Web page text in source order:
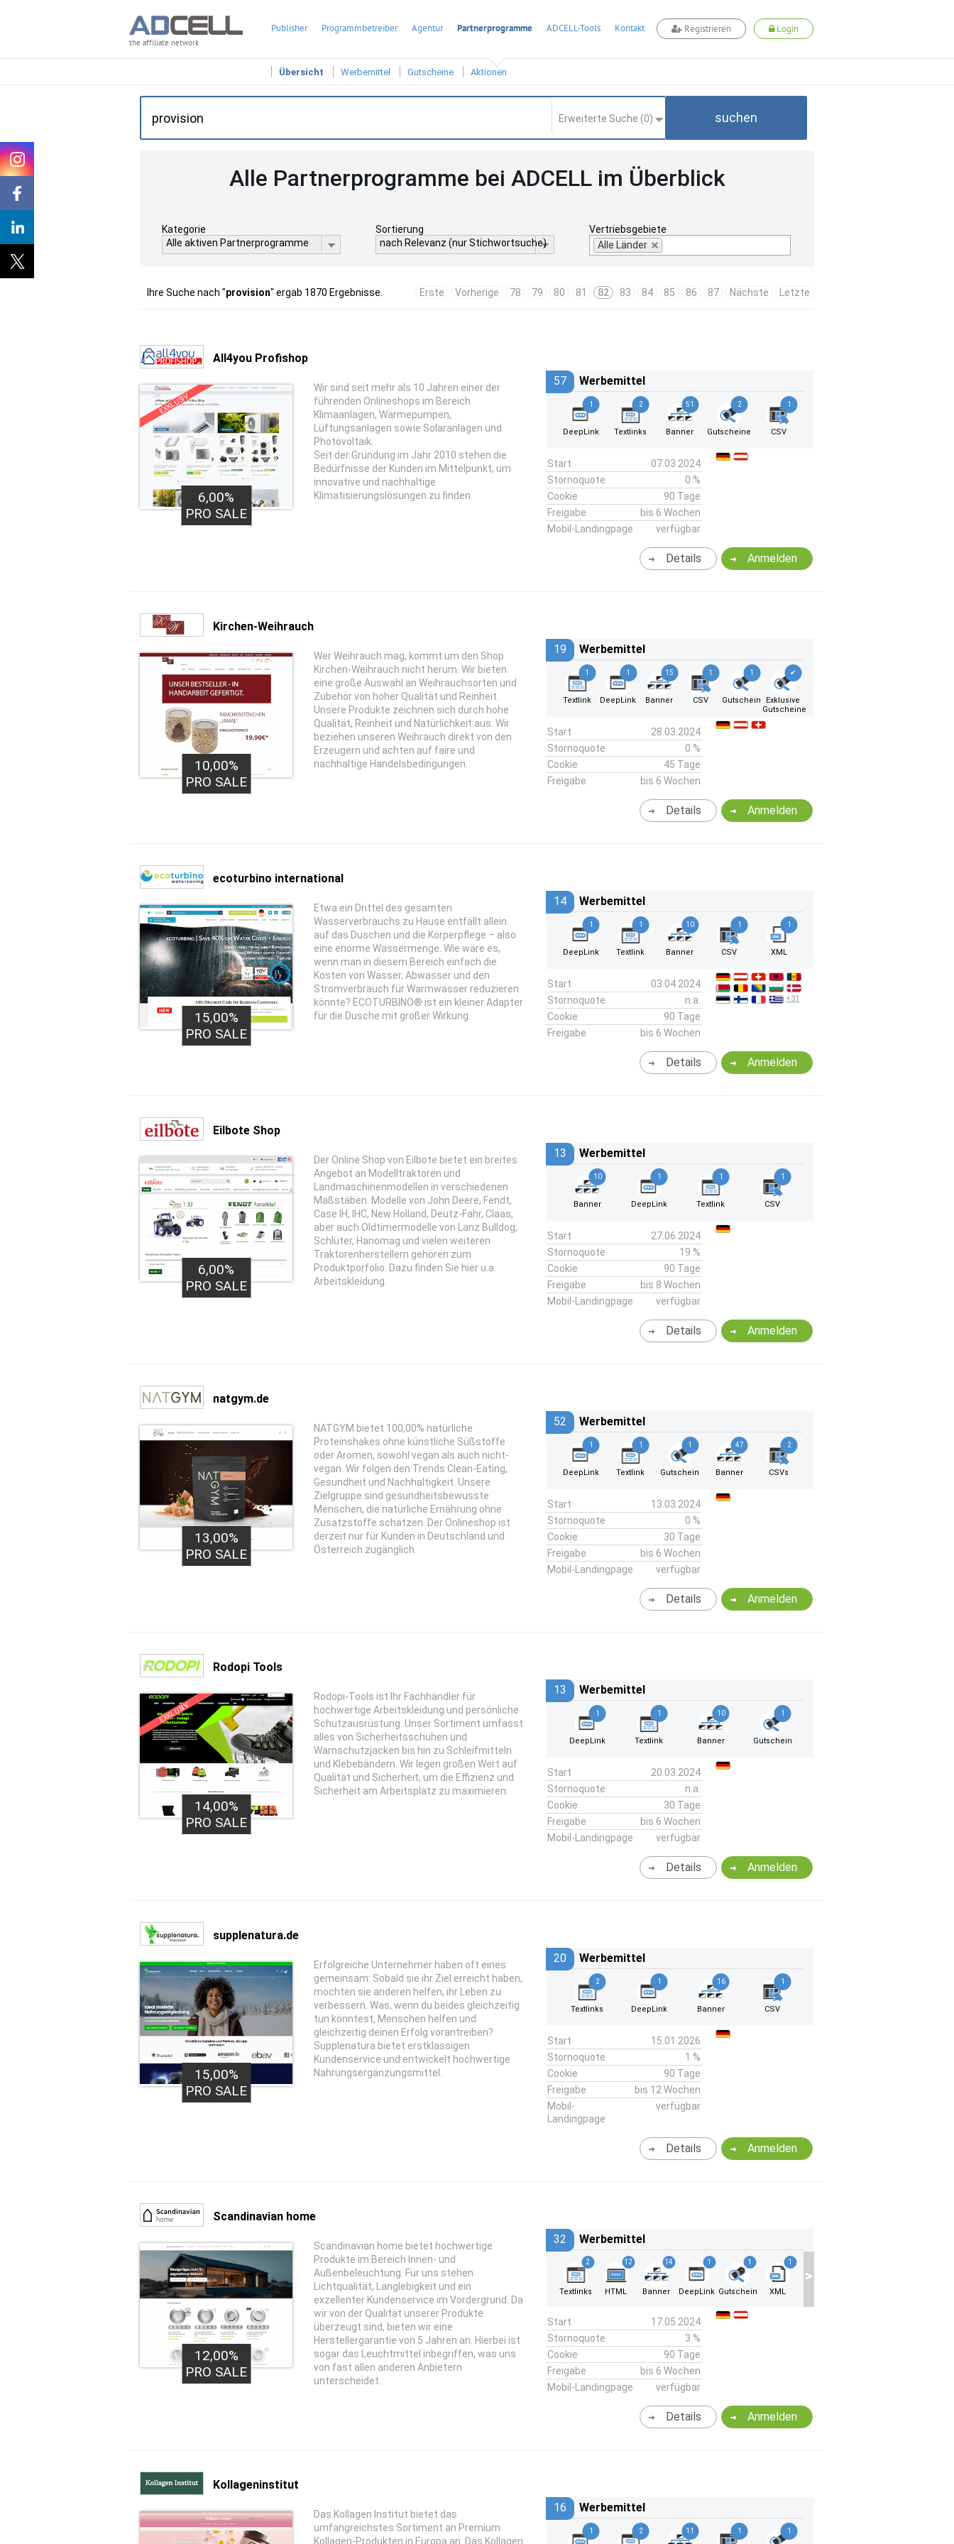
the affiliate network
Publisher Programmbetreiber Agentur Partnerprogramme ADCELL-Tools Kontakt Registrieren Login
Übersicht Werbemittel Gutscheine Aktionen
Erweiterte Suche (0) suchen
Alle Partnerprogramme bei ADCELL im Überblick
Kategorie
Alle aktiven Partnerprogramme
Sortierung
nach Relevanz (nur Stichwortsuche)
Vertriebsgebiete
Alle Länder
Ihre Suche nach "provision" ergab 1870 Ergebnisse. Erste Vorherige 78 79 80 81 82 83 84 85 86 87 Nächste Letzte
All4you Profishop
EXKLUSIV
35,00€
PRO LEAD
6,00%
PRO SALE
Wir sind seit mehr als 10 Jahren einer der
führenden Onlineshops im Bereich
Klimaanlagen, Wärmepumpen,
Lüftungsanlagen sowie Solaranlagen und
Photovoltaik.
Seit der Gründung im Jahr 2010 stehen die
Bedürfnisse der Kunden im Mittelpunkt, um
innovative und nachhaltige
Klimatisierungslösungen zu finden.
57 Werbemittel
1
DeepLink
2
Textlinks
51
Banner
2
Gutscheine
1
CSV
Start
07.03.2024
Stornoquote
0 %
Cookie
90 Tage
Freigabe
bis 6 Wochen
Mobil-Landingpage
verfügbar
Anmelden
Details
Kirchen-Weihrauch
10,00%
PRO SALE
Wer Weihrauch mag, kommt um den Shop
Kirchen-Weihrauch nicht herum. Wir bieten
eine große Auswahl an Weihrauchsorten und
Zubehör von hoher Qualität und Reinheit.
Unsere Produkte zeichnen sich durch hohe
Qualität, Reinheit und Natürlichkeit aus. Wir
beziehen unseren Weihrauch direkt von den
Erzeugern und achten auf faire und
nachhaltige Handelsbedingungen.
19 Werbemittel
1
Textlink
1
DeepLink
15
Banner
1
CSV
1
Gutschein
✔
Exklusive
Gutscheine
Start
28.03.2024
Stornoquote
0 %
Cookie
45 Tage
Freigabe
bis 6 Wochen
Anmelden
Details
ecoturbino international
15,00%
PRO SALE
Etwa ein Drittel des gesamten
Wasserverbrauchs zu Hause entfällt allein
auf das Duschen und die Körperpflege – also
eine enorme Wassermenge. Wie wäre es,
wenn man in diesem Bereich einfach die
Kosten von Wasser, Abwasser und den
Stromverbrauch für Warmwasser reduzieren
könnte? ECOTURBINO® ist ein kleiner Adapter
für die Dusche mit großer Wirkung.
14 Werbemittel
1
DeepLink
1
Textlink
10
Banner
1
CSV
1
XML
Start
03.04.2024
Stornoquote
n.a.
Cookie
90 Tage
Freigabe
bis 6 Wochen
+31
Anmelden
Details
Eilbote Shop
6,00%
PRO SALE
Der Online Shop von Eilbote bietet ein breites
Angebot an Modelltraktoren und
Landmaschinenmodellen in verschiedenen
Maßstäben. Modelle von John Deere, Fendt,
Case IH, IHC, New Holland, Deutz-Fahr, Claas,
aber auch Oldtimermodelle von Lanz Bulldog,
Schlüter, Hanomag und vielen weiteren
Traktorenherstellern gehören zum
Produktporfolio. Dazu finden Sie hier u.a.
Arbeitskleidung.
13 Werbemittel
10
Banner
1
DeepLink
1
Textlink
1
CSV
Start
27.06.2024
Stornoquote
19 %
Cookie
90 Tage
Freigabe
bis 8 Wochen
Mobil-Landingpage
verfügbar
Anmelden
Details
natgym.de
13,00%
PRO SALE
NATGYM bietet 100,00% natürliche
Proteinshakes ohne künstliche Süßstoffe
oder Aromen, sowohl vegan als auch nicht-
vegan. Wir folgen den Trends Clean-Eating,
Gesundheit und Nachhaltigkeit. Unsere
Zielgruppe sind gesundheitsbewusste
Menschen, die natürliche Ernährung ohne
Zusatzstoffe schätzen. Der Onlineshop ist
derzeit nur für Kunden in Deutschland und
Österreich zugänglich.
52 Werbemittel
1
DeepLink
1
Textlink
1
Gutschein
47
Banner
2
CSVs
Start
13.03.2024
Stornoquote
0 %
Cookie
30 Tage
Freigabe
bis 6 Wochen
Mobil-Landingpage
verfügbar
Anmelden
Details
Rodopi Tools
EXKLUSIV
14,00%
PRO SALE
Rodopi-Tools ist Ihr Fachhändler für
hochwertige Arbeitskleidung und persönliche
Schutzausrüstung. Unser Sortiment umfasst
alles von Sicherheitsschuhen und
Warnschutzjacken bis hin zu Schleifmitteln
und Klebebändern. Wir legen großen Wert auf
Qualität und Sicherheit, um die Effizienz und
Sicherheit am Arbeitsplatz zu maximieren.
13 Werbemittel
1
DeepLink
1
Textlink
10
Banner
1
Gutschein
Start
20.03.2024
Stornoquote
n.a.
Cookie
30 Tage
Freigabe
bis 6 Wochen
Mobil-Landingpage
verfügbar
Anmelden
Details
supplenatura.de
15,00%
PRO SALE
Erfolgreiche Unternehmer haben oft eines
gemeinsam: Sobald sie ihr Ziel erreicht haben,
möchten sie anderen helfen, ihr Leben zu
verbessern. Was, wenn du beides gleichzeitig
tun könntest, Menschen helfen und
gleichzeitig deinen Erfolg vorantreiben?
Supplenatura bietet erstklassigen
Kundenservice und entwickelt hochwertige
Nahrungsergänzungsmittel.
20 Werbemittel
2
Textlinks
1
DeepLink
16
Banner
1
CSV
Start
15.01.2026
Stornoquote
1 %
Cookie
90 Tage
Freigabe
bis 12 Wochen
Mobil-
Landingpage
verfügbar
Anmelden
Details
Scandinavian home
12,00%
PRO SALE
Scandinavian home bietet hochwertige
Produkte im Bereich Innen- und
Außenbeleuchtung. Für uns stehen
Lichtqualität, Langlebigkeit und ein
exzellenter Kundenservice im Vordergrund. Da
wir von der Qualität unserer Produkte
überzeugt sind, bieten wir eine
Herstellergarantie von 5 Jahren an. Hierbei ist
sogar das Leuchtmittel inbegriffen, was uns
von fast allen anderen Anbietern
unterscheidet.
32 Werbemittel
>
2
Textlinks
12
HTML
14
Banner
1
DeepLink
1
Gutschein
1
XML
Start
17.05.2024
Stornoquote
3 %
Cookie
90 Tage
Freigabe
bis 6 Wochen
Mobil-Landingpage
verfügbar
Anmelden
Details
Kollageninstitut
Das Kollagen Institut bietet das
umfangreichstes Sortiment an Premium
Kollagen-Produkten in Europa an. Das Kollagen
16 Werbemittel
1 2 11 1 1